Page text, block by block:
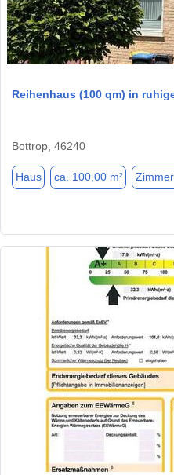
Reihenhaus (100 qm) in
Bottrop, 46240
Haus ca. 100,00 m²